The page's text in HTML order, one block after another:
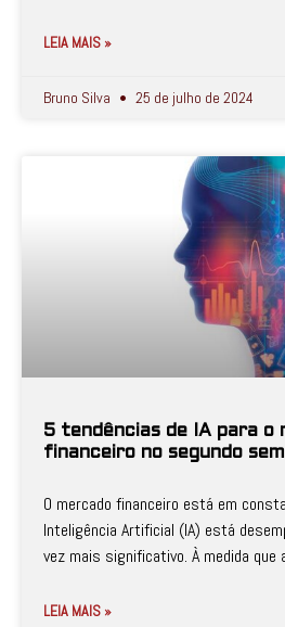
LEIA MAIS »
Bruno Silva 25 de julho de 2024
5 tendências de IA para o
financeiro no segundo
O mercado financeiro está em
Inteligência Artificial (IA) está
vez mais significativo. À medida que
LEIA MAIS »